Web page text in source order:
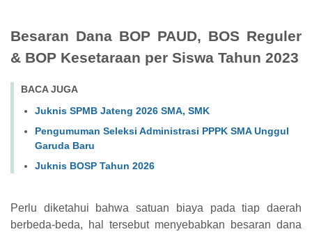
Besaran Dana BOP PAUD, BOS Reguler
& BOP Kesetaraan per Siswa Tahun 2023
BACA JUGA
Juknis SPMB Jateng 2026 SMA, SMK
Pengumuman Seleksi Administrasi PPPK SMA Unggul
Garuda Baru
Juknis BOSP Tahun 2026
Perlu diketahui bahwa satuan biaya pada tiap daerah
berbeda-beda, hal tersebut menyebabkan besaran dana